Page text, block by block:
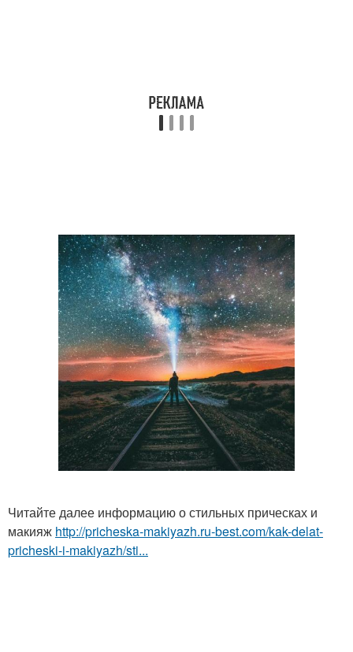
Читайте далее информацию о стильных прическах и
макияж http://pricheska-makiyazh.ru-best.com/kak-delat-
pricheski-i-makiyazh/sti...